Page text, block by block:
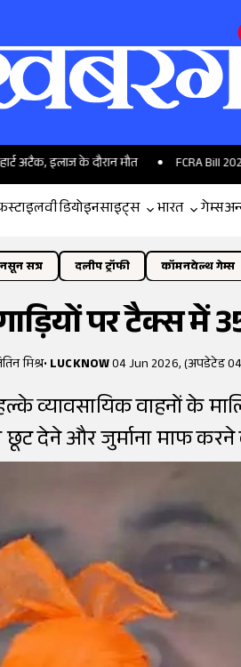
के दौरान मौत FCRA Bill 2026 पर
वीडियोइनसाइट्स भारत गेम्स
सत्र दलीप ट्रॉफी कॉमनवेल्थ गेम्स
पर टैक्स में
मिश्र•LUCKNOW04 Jun 2026, (अपडेटेड 04
व्यावसायिक वाहनों के
छूट देने और जुर्माना माफ करने